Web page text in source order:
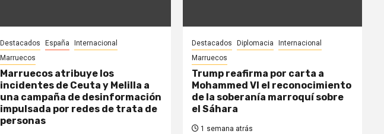
Destacados España
Internacional
Marruecos
Marruecos atribuye los
incidentes de Ceuta y Melilla a
una campaña de desinformación
impulsada por redes de trata de
personas
Destacados Diplomacia
Internacional
Marruecos
Trump reafirma por carta a
Mohammed VI el reconocimiento
de la soberanía marroquí sobre
el Sáhara
1 semana atrás